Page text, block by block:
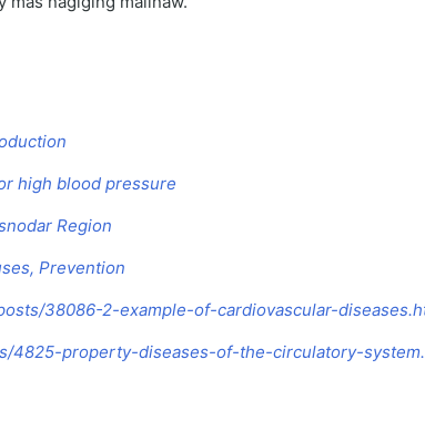
high blood pressure
Region
Prevention
38086-2-example-of-cardiovascular-
4825-property-diseases-of-the-circulatory-